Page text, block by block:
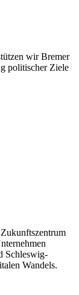
wir Bremer
politischer Ziele
Schleswig-
Wandels.